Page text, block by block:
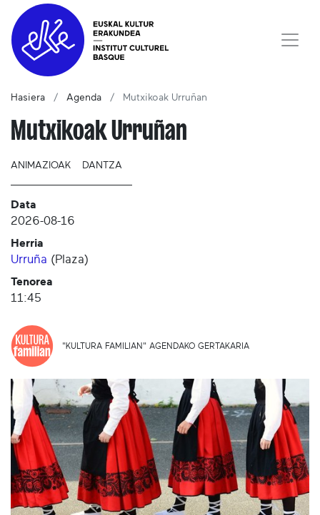
Hasiera Agenda Mutxikoak Urruñan
Mutxikoak Urruñan
ANIMAZIOAK DANTZA
Data
2026-08-16
Herria
Urruña (Plaza)
Tenorea
11:45
"KULTURA FAMILIAN" AGENDAKO GERTAKARIA